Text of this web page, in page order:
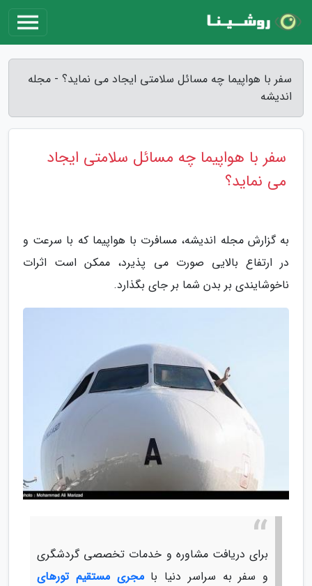
سفر با هواپیما چه مسائل سلامتی ایجاد می نماید؟ - مجله
اندیشه
سفر با هواپیما چه مسائل سلامتی ایجاد
می نماید؟
به گزارش مجله اندیشه، مسافرت با هواپیما که با سرعت و
در ارتفاع بالایی صورت می پذیرد، ممکن است اثرات
ناخوشایندی بر بدن شما بر جای بگذارد.
برای دریافت مشاوره و خدمات تخصصی گردشگری
و سفر به سراسر دنیا بامجری مستقیم تورهای